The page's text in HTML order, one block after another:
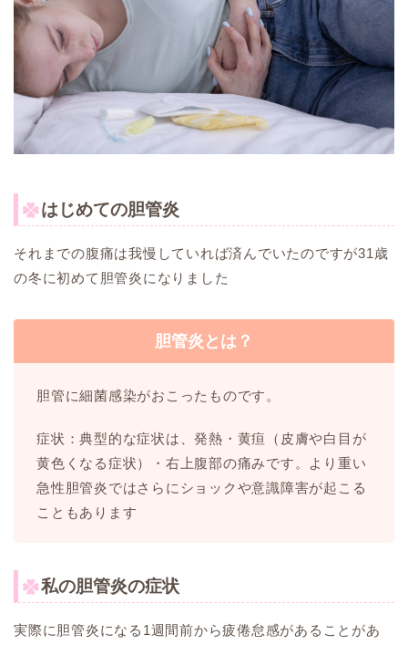
はじめての胆管炎
それまでの腹痛は我慢していれば済んでいたのですが31歳
の冬に初めて胆管炎になりました
胆管炎とは？
胆管に細菌感染がおこったものです。
症状：典型的な症状は、発熱・黄疸（皮膚や白目が
黄色くなる症状）・右上腹部の痛みです。より重い
急性胆管炎ではさらにショックや意識障害が起こる
こともあります
私の胆管炎の症状
実際に胆管炎になる1週間前から疲倦怠感があることがあ